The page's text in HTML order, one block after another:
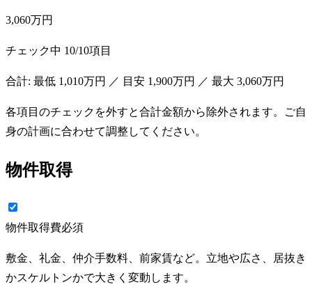
3,060万円
チェック中 10/10項目
合計: 最低 1,010万円 ／ 目安 1,900万円 ／ 最大 3,060万円
各項目のチェックを外すと合計金額から除外されます。ご自
身の計画に合わせて調整してください。
物件取得
物件取得費必須
敷金、礼金、仲介手数料、前家賃など。立地や広さ、居抜き
かスケルトンかで大きく変動します。